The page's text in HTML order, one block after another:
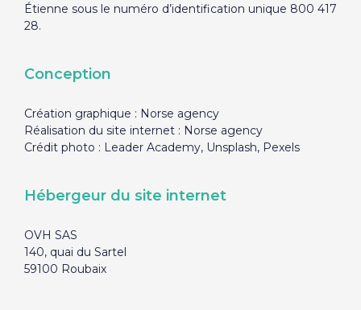
Étienne sous le numéro d’identification unique 800 417
28.
Conception
Création graphique : Norse agency
Réalisation du site internet : Norse agency
Crédit photo : Leader Academy, Unsplash, Pexels
Hébergeur du site internet
OVH SAS
140, quai du Sartel
59100 Roubaix